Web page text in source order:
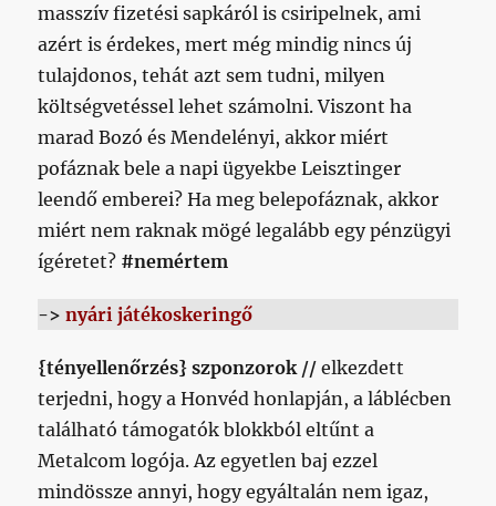
masszív fizetési sapkáról is csiripelnek, ami
azért is érdekes, mert még mindig nincs új
tulajdonos, tehát azt sem tudni, milyen
költségvetéssel lehet számolni. Viszont ha
marad Bozó és Mendelényi, akkor miért
pofáznak bele a napi ügyekbe Leisztinger
leendő emberei? Ha meg belepofáznak, akkor
miért nem raknak mögé legalább egy pénzügyi
ígéretet? #nemértem
->nyári játékoskeringő
{tényellenőrzés} szponzorok // elkezdett
terjedni, hogy a Honvéd honlapján, a láblécben
található támogatók blokkból eltűnt a
Metalcom logója. Az egyetlen baj ezzel
mindössze annyi, hogy egyáltalán nem igaz,